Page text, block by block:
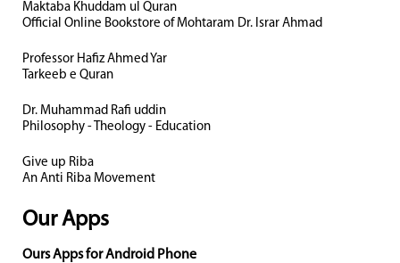
Maktaba Khuddam ul Quran
Official Online Bookstore of Mohtaram Dr. Israr Ahmad
Professor Hafiz Ahmed Yar
Tarkeeb e Quran
Dr. Muhammad Rafi uddin
Philosophy - Theology - Education
Give up Riba
An Anti Riba Movement
Our Apps
Ours Apps for Android Phone